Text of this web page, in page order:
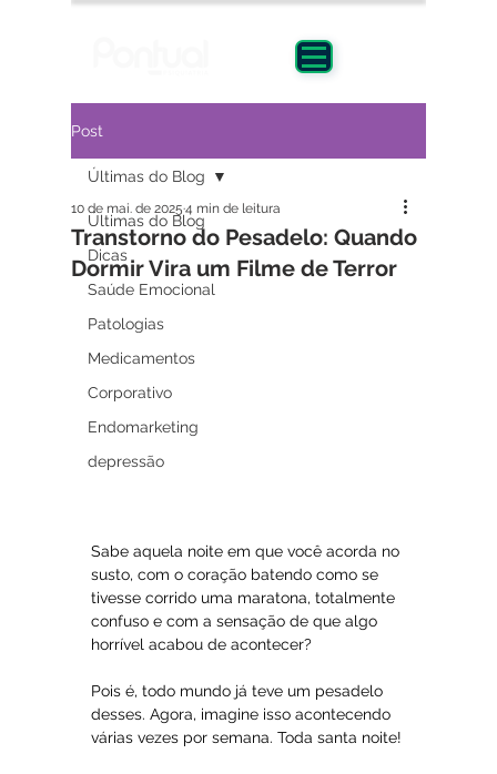
Post
Últimas do Blog
Dicas
Saúde Emocional
Patologias
Medicamentos
Corporativo
Endomarketing
depressão
Últimas do Blog
Transtorno do Pesadelo: Quando
Dormir Vira um Filme de Terror
10 de mai. de 2025 4 min de leitura
Sabe aquela noite em que você acorda no
susto, com o coração batendo como se
tivesse corrido uma maratona, totalmente
confuso e com a sensação de que algo
horrível acabou de acontecer?
Pois é, todo mundo já teve um pesadelo
desses. Agora, imagine isso acontecendo
várias vezes por semana. Toda santa noite!